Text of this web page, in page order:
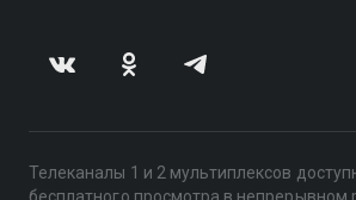
Телеканалы 1 и 2 мультиплексов